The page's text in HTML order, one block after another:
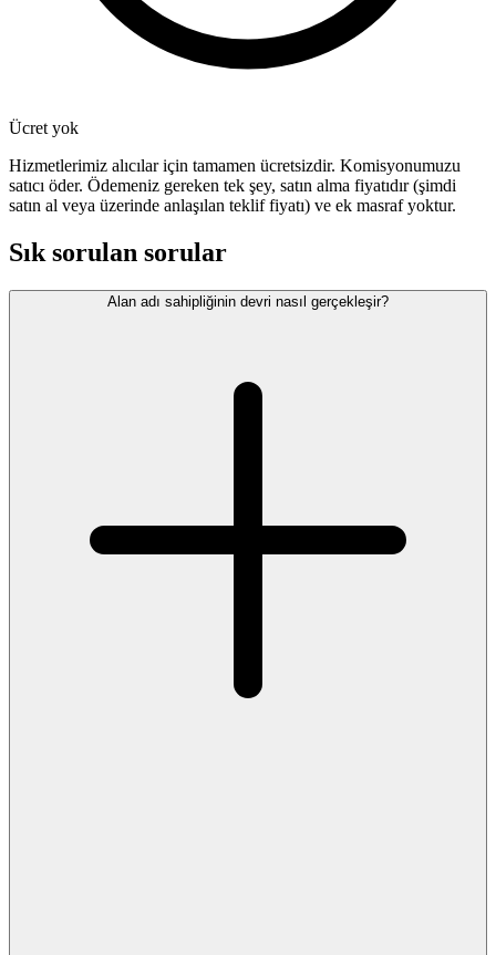
Ücret yok
Hizmetlerimiz alıcılar için tamamen ücretsizdir. Komisyonumuzu
satıcı öder. Ödemeniz gereken tek şey, satın alma fiyatıdır (şimdi
satın al veya üzerinde anlaşılan teklif fiyatı) ve ek masraf yoktur.
Sık sorulan sorular
Alan adı sahipliğinin devri nasıl gerçekleşir?